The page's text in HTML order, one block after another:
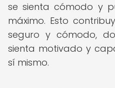
se sienta cómodo y
máximo. Esto
seguro y cómodo,
sienta motivado y
sí mismo.